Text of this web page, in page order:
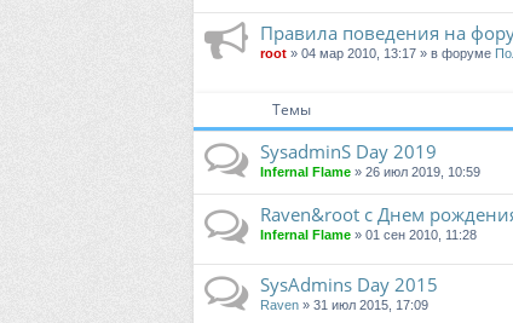
Правила поведения на
root » 04 мар 2010, 13:17 » в форуме
Темы
SysadminS Day 2019
Infernal Flame » 26 июл 2019, 10:59
Raven&root с Днем
Infernal Flame » 01 сен 2010, 11:28
SysAdmins Day 2015
Raven » 31 июл 2015, 17:09